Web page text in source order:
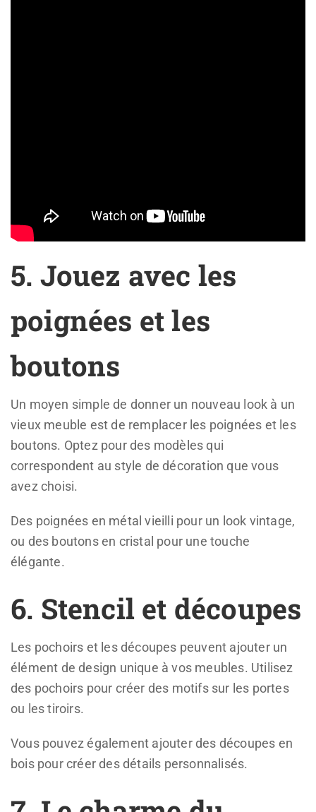
5. Jouez avec les
poignées et les
boutons
Un moyen simple de donner un nouveau look à un
vieux meuble est de remplacer les poignées et les
boutons. Optez pour des modèles qui
correspondent au style de décoration que vous
avez choisi.
Des poignées en métal vieilli pour un look vintage,
ou des boutons en cristal pour une touche
élégante.
6. Stencil et découpes
Les pochoirs et les découpes peuvent ajouter un
élément de design unique à vos meubles. Utilisez
des pochoirs pour créer des motifs sur les portes
ou les tiroirs.
Vous pouvez également ajouter des découpes en
bois pour créer des détails personnalisés.